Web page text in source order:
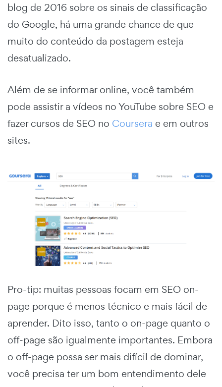
blog de 2016 sobre os sinais de classificação
do Google, há uma grande chance de que
muito do conteúdo da postagem esteja
desatualizado.
Além de se informar online, você também
pode assistir a vídeos no YouTube sobre SEO e
fazer cursos de SEO no Coursera e em outros
sites.
Pro-tip: muitas pessoas focam em SEO on-
page porque é menos técnico e mais fácil de
aprender. Dito isso, tanto o on-page quanto o
off-page são igualmente importantes. Embora
o off-page possa ser mais difícil de dominar,
você precisa ter um bom entendimento dele